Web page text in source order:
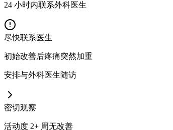
24 小时内联系外科医生
尽快联系医生
初始改善后疼痛突然加重
安排与外科医生随访
密切观察
活动度 2+ 周无改善